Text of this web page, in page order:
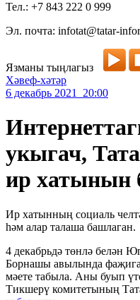
Тел.: +7 843 222 0 999
Эл. почта: infotat@tatar-
Язманы тыңлагыз
Хәвеф-хәтәр
6 декабрь 2021 20:00
укыгач,
ир хатынын
Ир хатынның социаль
һәм алар талаша башлаган.
4 декабрьдә төнлә белән
Борнашы авылында
мәете табыла. Аны буып
Тикшерү комитетының